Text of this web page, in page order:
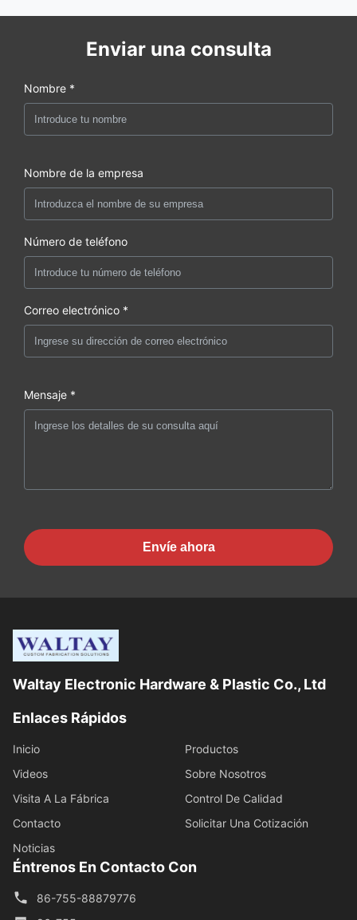
Enviar una consulta
Nombre *
Nombre de la empresa
Número de teléfono
Correo electrónico *
Mensaje *
Envíe ahora
Waltay Electronic Hardware & Plastic Co., Ltd
Enlaces Rápidos
Inicio
Productos
Videos
Sobre Nosotros
Visita A La Fábrica
Control De Calidad
Contacto
Solicitar Una Cotización
Noticias
Éntrenos En Contacto Con
86-755-88879776